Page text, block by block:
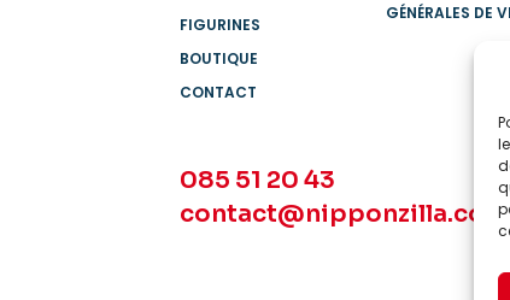
FIGURINES
BOUTIQUE
CONTACT
GÉNÉRALES DE
085 51 20 43
contact@nipponzilla.com